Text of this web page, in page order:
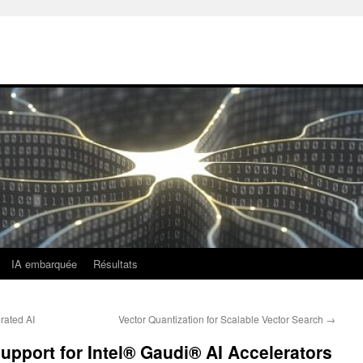
IA embarquée Résultats
AI Vector Quantization for Scalable Vector Search →
for Intel® Gaudi® AI Accelerators